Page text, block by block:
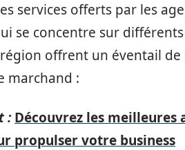
services offerts par les
se concentre sur
offrent un éventail
marchand :
: Découvrez les meilleures
propulser votre business